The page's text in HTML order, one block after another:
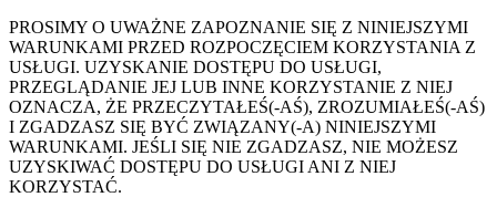
PROSIMY O UWAŻNE ZAPOZNANIE SIĘ Z NINIEJSZYMI
WARUNKAMI PRZED ROZPOCZĘCIEM KORZYSTANIA Z
USŁUGI. UZYSKANIE DOSTĘPU DO USŁUGI,
PRZEGLĄDANIE JEJ LUB INNE KORZYSTANIE Z NIEJ
OZNACZA, ŻE PRZECZYTAŁEŚ(-AŚ), ZROZUMIAŁEŚ(-AŚ)
I ZGADZASZ SIĘ BYĆ ZWIĄZANY(-A) NINIEJSZYMI
WARUNKAMI. JEŚLI SIĘ NIE ZGADZASZ, NIE MOŻESZ
UZYSKIWAĆ DOSTĘPU DO USŁUGI ANI Z NIEJ
KORZYSTAĆ.